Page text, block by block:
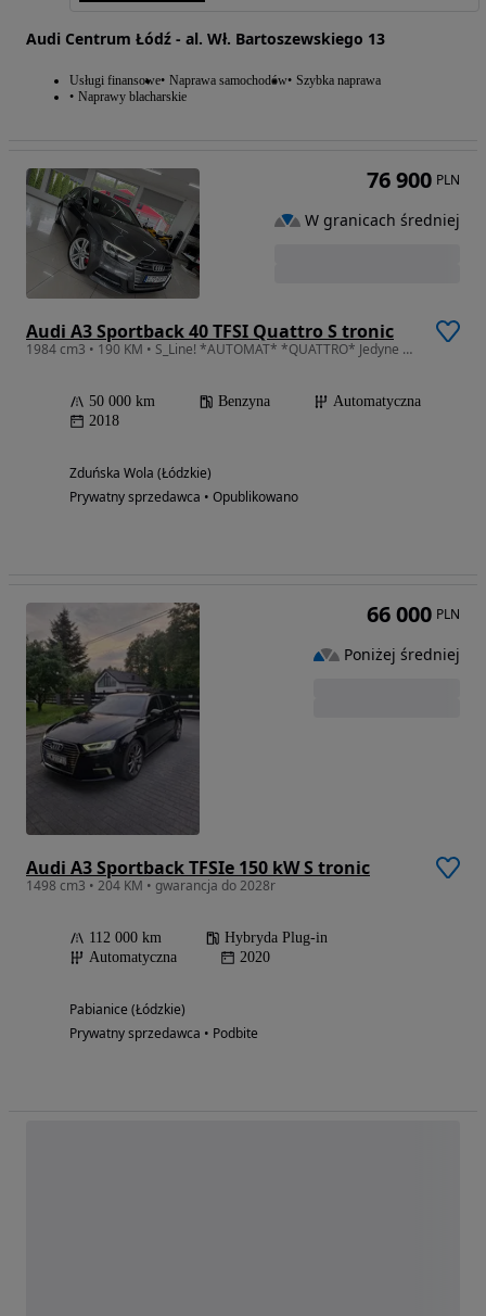
Audi Centrum Łódź - al. Wł. Bartoszewskiego 13
Usługi finansowe Naprawa samochodów Szybka naprawa
Naprawy blacharskie
Audi A3 Sportback 40 TFSI Quattro S tronic
1984 cm3 • 190 KM • S_Line! *AUTOMAT* *QUATTRO* Jedyne 58tys.km! 2018Grudzień Jak Nowa
50 000 km Benzyna
Automatyczna
2018
Zduńska Wola (Łódzkie)
Prywatny sprzedawca • Opublikowano
76 900 PLN
W granicach średniej
Audi A3 Sportback TFSIe 150 kW S tronic
1498 cm3 • 204 KM • gwarancja do 2028r
112 000 km
Hybryda Plug-in
Automatyczna
2020
Pabianice (Łódzkie)
Prywatny sprzedawca • Podbite
66 000 PLN
Poniżej średniej